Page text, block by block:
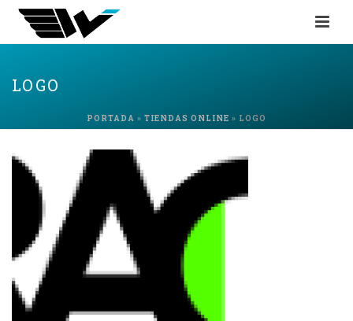
LOGO
PORTADA » TIENDAS ONLINE » LOGO